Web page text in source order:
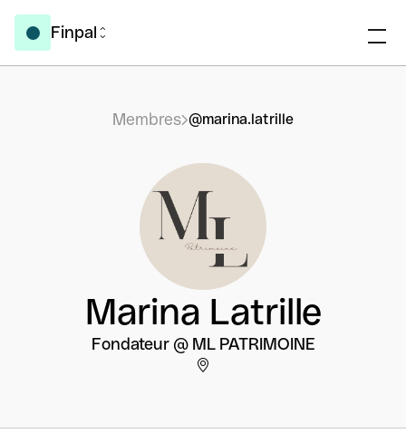
Finpal
Membres @marina.latrille
Marina Latrille
Fondateur @ ML PATRIMOINE